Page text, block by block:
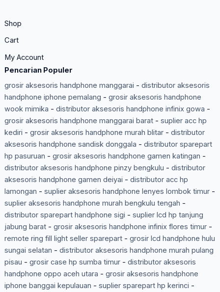
Shop
Cart
My Account
Pencarian Populer
grosir aksesoris handphone manggarai - distributor aksesoris
handphone iphone pemalang - grosir aksesoris handphone
wook mimika - distributor aksesoris handphone infinix gowa -
grosir aksesoris handphone manggarai barat- suplier acc hp
kediri - grosir aksesoris handphone murah blitar- distributor
aksesoris handphone sandisk donggala - distributor sparepart
hp pasuruan - grosir aksesoris handphone gamen katingan -
distributor aksesoris handphone pinzy bengkulu - distributor
aksesoris handphone gamen deiyai - distributor acc hp
lamongan - suplier aksesoris handphone lenyes lombok timur-
suplier aksesoris handphone murah bengkulu tengah -
distributor sparepart handphone sigi - suplier lcd hp tanjung
jabung barat- grosir aksesoris handphone infinix flores timur-
remote ring fill light seller sparepart- grosir lcd handphone hulu
sungai selatan - distributor aksesoris handphone murah pulang
pisau - grosir case hp sumba timur- distributor aksesoris
handphone oppo aceh utara - grosir aksesoris handphone
iphone banggai kepulauan - suplier sparepart hp kerinci -